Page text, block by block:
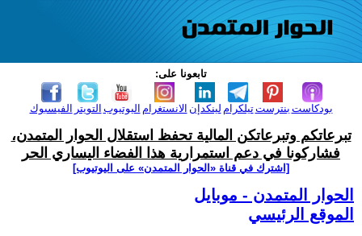
تابعونا على:
الفيسبوك التويتر اليوتيوب الانستغرام لينكدإن تيلكرامبنترست بودكاست
تبرعاتكم وتبرعاتكن المالية تحفظ استقلال الحوار المتمدن،
فشاركونا في دعم استمرارية هذا الفضاء اليساري الحر
[اشترك في قناة ‫«الحوار المتمدن» على اليوتيوب]
الحوار المتمدن - موبايل
الموقع الرئيسي